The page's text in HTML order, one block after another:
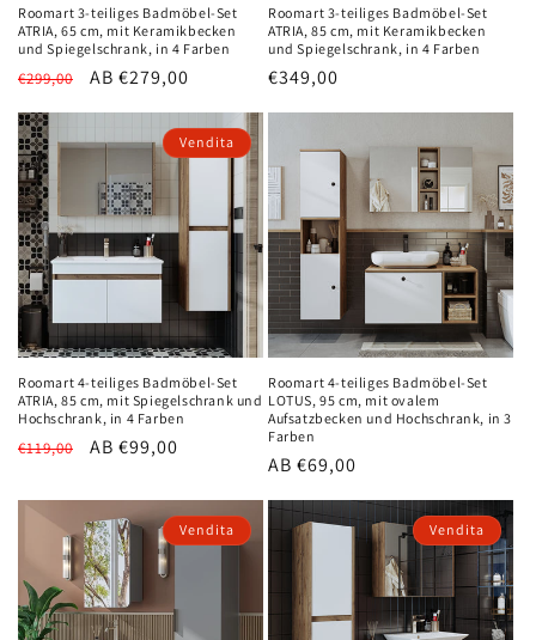
Roomart 3-teiliges Badmöbel-Set
ATRIA, 65 cm, mit Keramikbecken
und Spiegelschrank, in 4 Farben
Normaler
€299,00 Verkaufspreis
AB €279,00
Roomart 3-teiliges Badmöbel-Set
ATRIA, 85 cm, mit Keramikbecken
und Spiegelschrank, in 4 Farben
Normaler
€349,00
Vendita
Roomart 4-teiliges Badmöbel-Set
ATRIA, 85 cm, mit Spiegelschrank und
Hochschrank, in 4 Farben
Normaler
€119,00 Verkaufspreis
AB €99,00
Roomart 4-teiliges Badmöbel-Set
LOTUS, 95 cm, mit ovalem
Aufsatzbecken und Hochschrank, in 3
Farben
Normaler
AB €69,00
Vendita Vendita